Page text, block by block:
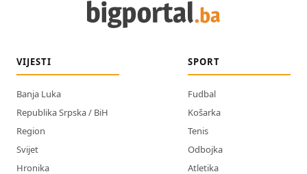
VIJESTI
Banja Luka
Republika Srpska / BiH
Region
Svijet
Hronika
SPORT
Fudbal
Košarka
Tenis
Odbojka
Atletika